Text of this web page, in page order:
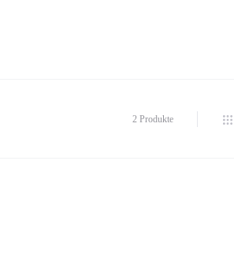
2 ProdukteAlle